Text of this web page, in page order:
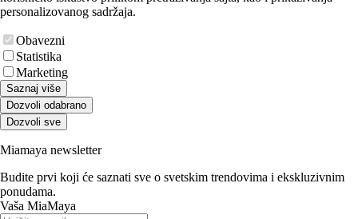
personalizovanog sadržaja.
Obavezni
Statistika
Marketing
Saznaj više
Dozvoli odabrano
Dozvoli sve
Miamaya newsletter
Budite prvi koji će saznati sve o svetskim trendovima i ekskluzivnim
ponudama.
Vaša MiaMaya